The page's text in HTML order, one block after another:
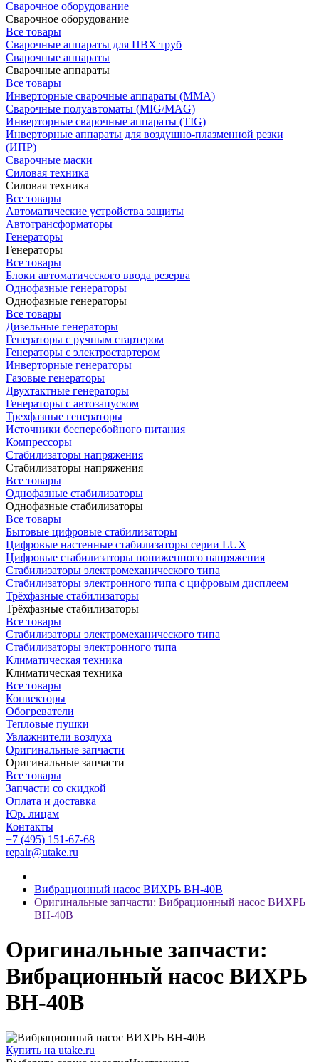
Сварочное оборудование
Сварочное оборудование
Все товары
Сварочные аппараты для ПВХ труб
Сварочные аппараты
Сварочные аппараты
Все товары
Инверторные сварочные аппараты (ММА)
Сварочные полуавтоматы (MIG/MAG)
Инверторные сварочные аппараты (TIG)
Инверторные аппараты для воздушно-плазменной резки
(ИПР)
Сварочные маски
Силовая техника
Силовая техника
Все товары
Автоматические устройства защиты
Автотрансформаторы
Генераторы
Генераторы
Все товары
Блоки автоматического ввода резерва
Однофазные генераторы
Однофазные генераторы
Все товары
Дизельные генераторы
Генераторы с ручным стартером
Генераторы с электростартером
Инверторные генераторы
Газовые генераторы
Двухтактные генераторы
Генераторы с автозапуском
Трехфазные генераторы
Источники бесперебойного питания
Компрессоры
Стабилизаторы напряжения
Стабилизаторы напряжения
Все товары
Однофазные стабилизаторы
Однофазные стабилизаторы
Все товары
Бытовые цифровые стабилизаторы
Цифровые настенные стабилизаторы серии LUX
Цифровые стабилизаторы пониженного напряжения
Стабилизаторы электромеханического типа
Стабилизаторы электронного типа с цифровым дисплеем
Трёхфазные стабилизаторы
Трёхфазные стабилизаторы
Все товары
Стабилизаторы электромеханического типа
Стабилизаторы электронного типа
Климатическая техника
Климатическая техника
Все товары
Конвекторы
Обогреватели
Тепловые пушки
Увлажнители воздуха
Оригинальные запчасти
Оригинальные запчасти
Все товары
Запчасти со скидкой
Оплата и доставка
Юр. лицам
Контакты
+7 (495) 151-67-68
repair@utake.ru
Вибрационный насос ВИХРЬ ВН-40В
Оригинальные запчасти: Вибрационный насос ВИХРЬ
ВН-40В
Оригинальные запчасти:
Вибрационный насос ВИХРЬ
ВН-40В
Купить на utake.ru